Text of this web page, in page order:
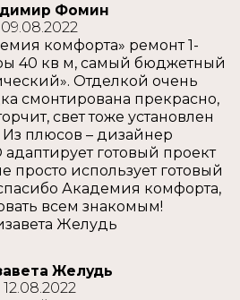
Фомин
09.08.2022
комфорта» ремонт 1-
40 кв м, самый бюджетный
Отделкой очень
смонтирована прекрасно,
свет тоже установлен
Из плюсов – дизайнер
готовый проект
просто использует готовый
Академия комфорта,
всем знакомым!
Желудь
12.08.2022